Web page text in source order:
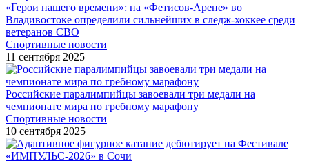
«Герои нашего времени»: на «Фетисов-Арене» во
Владивостоке определили сильнейших в следж-хоккее среди
ветеранов СВО
Спортивные новости
11 сентября 2025
Российские паралимпийцы завоевали три медали на
чемпионате мира по гребному марафону
Спортивные новости
10 сентября 2025